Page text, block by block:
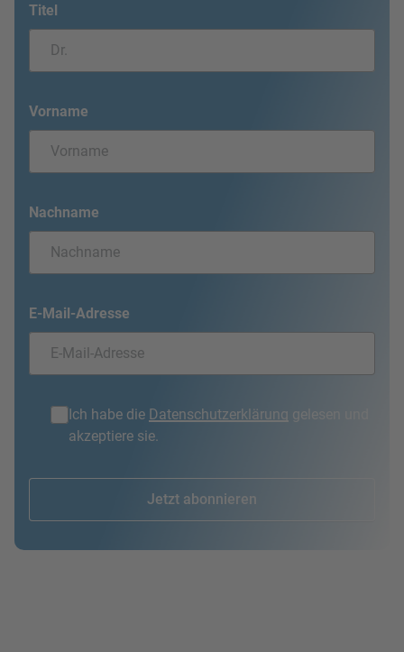
Titel
Vorname
Nachname
E-Mail-Adresse
Ich habe die Datenschutzerklärung gelesen und
akzeptiere sie.
Jetzt abonnieren